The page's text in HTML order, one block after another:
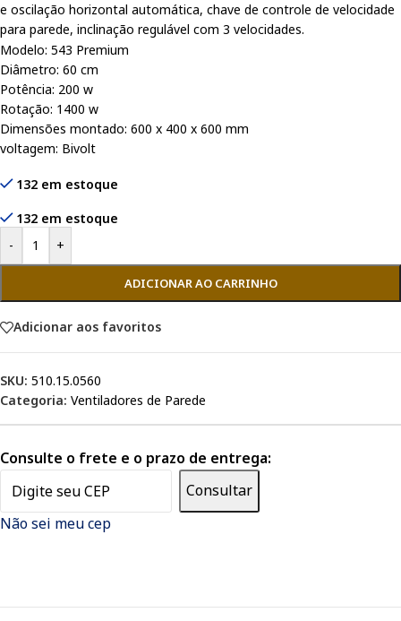
e oscilação horizontal automática, chave de controle de velocidade
para parede, inclinação regulável com 3 velocidades.
Modelo: 543 Premium
Diâmetro: 60 cm
Potência: 200 w
Rotação: 1400 w
Dimensões montado: 600 x 400 x 600 mm
voltagem: Bivolt
132 em estoque
132 em estoque
-
+
ADICIONAR AO CARRINHO
Adicionar aos favoritos
SKU: 510.15.0560
Categoria: Ventiladores de Parede
Consulte o frete e o prazo de entrega:
Consultar
Não sei meu cep